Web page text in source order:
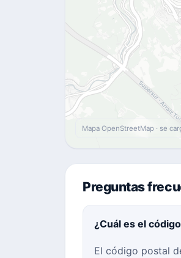
Mapa OpenStreetMap · se
Preguntas
¿Cuál es el
El código postal